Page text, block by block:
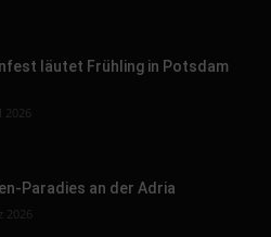
läutet Frühling in Potsdam
2026
Paradies an der Adria
2026